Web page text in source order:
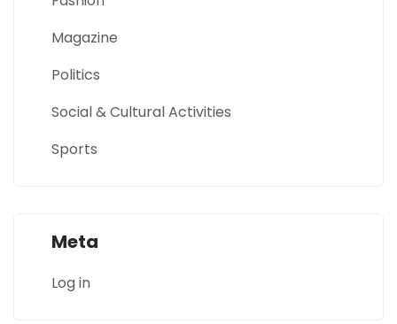
Magazine
Politics
Social & Cultural Activities
Sports
Meta
Log in